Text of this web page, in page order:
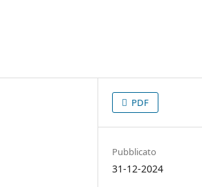
PDF
Pubblicato
31-12-2024